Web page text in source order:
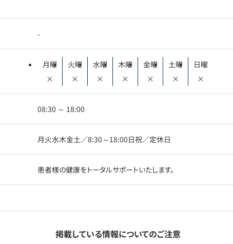
-
月曜
×
火曜
×
水曜
×
木曜
×
金曜
×
土曜
×
日曜
×
08:30 ～ 18:00
月火水木金土／8:30～18:00日祝／定休日
患者様の健康をトータルサポートいたします。
掲載している情報についてのご注意